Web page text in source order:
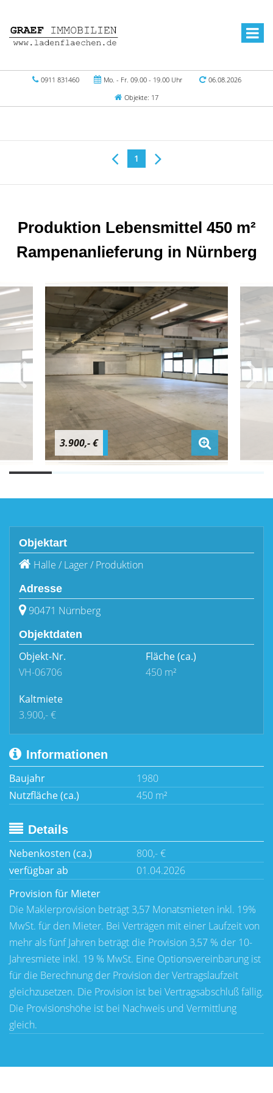
0911 831460 Mo. - Fr. 09.00 - 19.00 Uhr
06.08.2026
Objekte: 17
1
Produktion Lebensmittel 450 m²
Rampenanlieferung in Nürnberg
3.900,- €
Objektart
Halle / Lager / Produktion
Adresse
90471 Nürnberg
Objektdaten
Objekt-Nr.
VH-06706
Fläche(ca.)
450 m²
Kaltmiete
3.900,- €
Informationen
Baujahr
1980
Nutzfläche (ca.)
450 m²
Details
Nebenkosten (ca.)
800,- €
verfügbar ab
01.04.2026
Provision für Mieter
Die Maklerprovision beträgt 3,57 Monatsmieten inkl. 19%
MwSt. für den Mieter. Bei Verträgen mit einer Laufzeit von
mehr als fünf Jahren beträgt die Provision 3,57 % der 10-
Jahresmiete inkl. 19 % MwSt. Eine Optionsvereinbarung ist
für die Berechnung der Provision der Vertragslaufzeit
gleichzusetzen. Die Provision ist bei Vertragsabschluß fällig.
Die Provisionshöhe ist bei Nachweis und Vermittlung
gleich.